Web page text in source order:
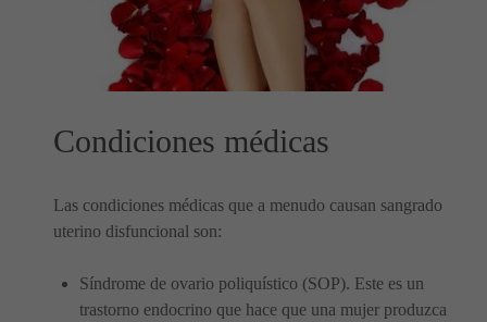
Condiciones médicas
Las condiciones médicas que a menudo causan sangrado
uterino disfuncional son:
Síndrome de ovario poliquístico (SOP). Este es un
trastorno endocrino que hace que una mujer produzca